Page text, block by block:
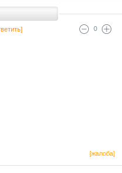
0
[жалоба]